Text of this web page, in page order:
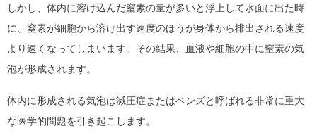
しかし、体内に溶け込んだ窒素の量が多いと浮上して水面に出た時
に、窒素が細胞から溶け出す速度のほうが身体から排出される速度
より速くなってしまいます。その結果、血液や細胞の中に窒素の気
泡が形成されます。
体内に形成される気泡は減圧症またはベンズと呼ばれる非常に重大
な医学的問題を引き起こします。